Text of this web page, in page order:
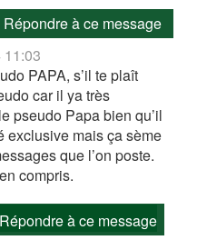
Répondre à ce message
PAPA, s’il te plaît
car il ya très
pseudo Papa bien qu’il
exclusive mais ça sème
que l’on poste.
compris.
Répondre à ce message